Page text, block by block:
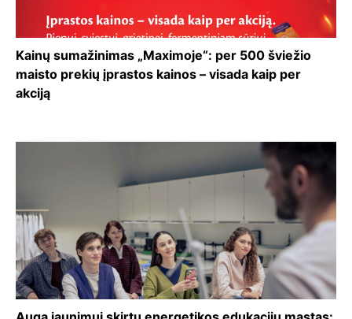
Kainų sumažinimas „Maximoje“: per 500 šviežio
maisto prekių įprastos kainos – visada kaip per
akciją